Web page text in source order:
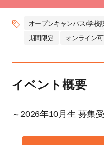
オープンキャンパス/学校
期間限定 オンライン可
イベント概要
～2026年10月生 募集